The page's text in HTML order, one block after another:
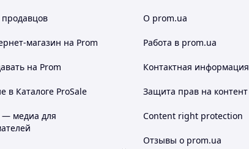
магазин на Prom
на Prom
в Каталоге ProSale
— медиа для
О prom.ua
Работа в prom.ua
Контактная информация
Защита прав на контент
Content right protection
Отзывы о prom.ua